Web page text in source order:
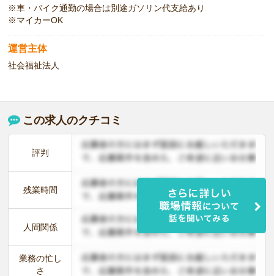
※車・バイク通勤の場合は別途ガソリン代支給あり
※マイカーOK
運営主体
社会福祉法人
この求人のクチコミ
評判
残業時間
人間関係
業務の忙し
さ